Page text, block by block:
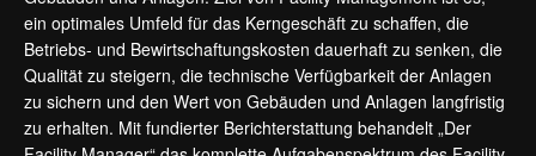
ein optimales Umfeld für das Kerngeschäft zu schaffen, die
Betriebs- und Bewirtschaftungskosten dauerhaft zu senken, die
Qualität zu steigern, die technische Verfügbarkeit der Anlagen
zu sichern und den Wert von Gebäuden und Anlagen langfristig
zu erhalten. Mit fundierter Berichterstattung behandelt „Der